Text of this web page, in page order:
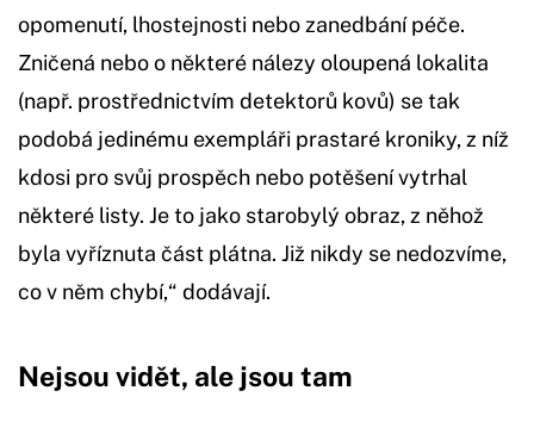
opomenutí, lhostejnosti nebo zanedbání péče.
Zničená nebo o některé nálezy oloupená lokalita
(např. prostřednictvím detektorů kovů) se tak
podobá jedinému exempláři prastaré kroniky, z níž
kdosi pro svůj prospěch nebo potěšení vytrhal
některé listy. Je to jako starobylý obraz, z něhož
byla vyříznuta část plátna. Již nikdy se nedozvíme,
co v něm chybí,“ dodávají.
Nejsou vidět, ale jsou tam